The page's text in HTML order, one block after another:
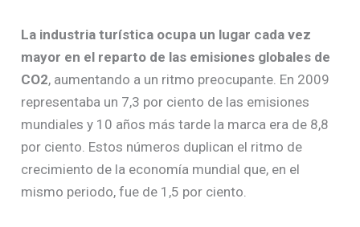
La industria turística ocupa un lugar cada vez
mayor en el reparto de las emisiones globales de
CO2, aumentando a un ritmo preocupante. En 2009
representaba un 7,3 por ciento de las emisiones
mundiales y 10 años más tarde la marca era de 8,8
por ciento. Estos números duplican el ritmo de
crecimiento de la economía mundial que, en el
mismo periodo, fue de 1,5 por ciento.